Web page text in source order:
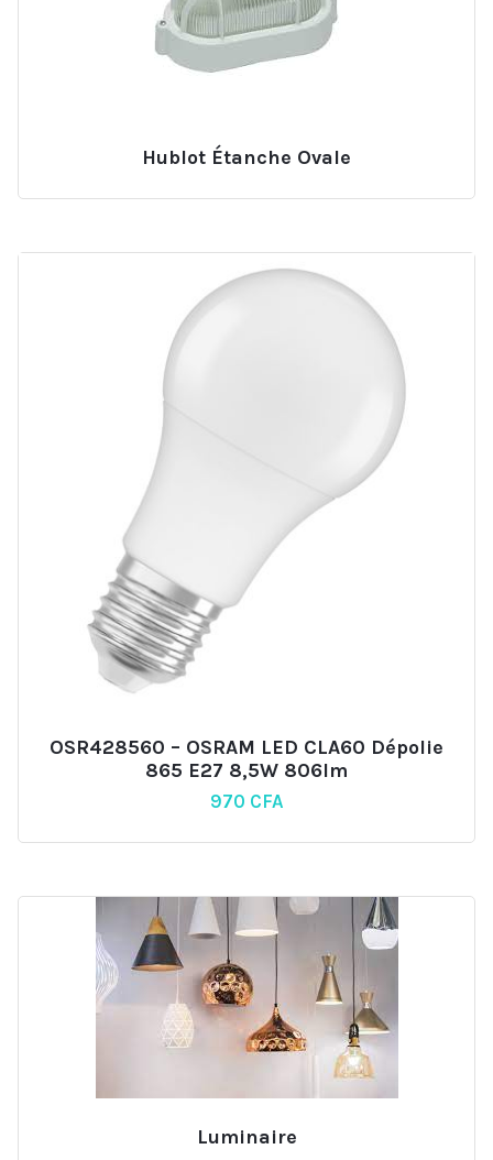
Hublot Étanche Ovale
OSR428560 – OSRAM LED CLA60 Dépolie
865 E27 8,5W 806lm
970 CFA
Luminaire